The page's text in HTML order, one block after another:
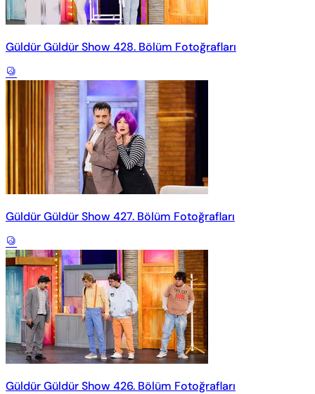
Güldür Güldür Show 428. Bölüm Fotoğrafları
Güldür Güldür Show 427. Bölüm Fotoğrafları
Güldür Güldür Show 426. Bölüm Fotoğrafları